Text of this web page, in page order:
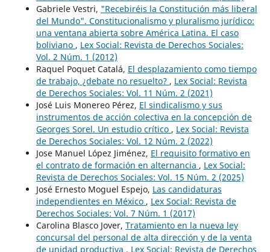
Gabriele Vestri, "Recebiréis la Constitución más liberal
del Mundo". Constitucionalismo y pluralismo jurídico:
una ventana abierta sobre América Latina. El caso
boliviano , Lex Social: Revista de Derechos Sociales:
Vol. 2 Núm. 1 (2012)
Raquel Poquet Catalá, El desplazamiento como tiempo
de trabajo, ¿debate no resuelto? , Lex Social: Revista
de Derechos Sociales: Vol. 11 Núm. 2 (2021)
José Luis Monereo Pérez, El sindicalismo y sus
instrumentos de acción colectiva en la concepción de
Georges Sorel. Un estudio crítico , Lex Social: Revista
de Derechos Sociales: Vol. 12 Núm. 2 (2022)
Jose Manuel López Jiménez, El requisito formativo en
el contrato de formación en alternancia , Lex Social:
Revista de Derechos Sociales: Vol. 15 Núm. 2 (2025)
José Ernesto Moguel Espejo, Las candidaturas
independientes en México , Lex Social: Revista de
Derechos Sociales: Vol. 7 Núm. 1 (2017)
Carolina Blasco Jover, Tratamiento en la nueva ley
concursal del personal de alta dirección y de la venta
de unidad productiva , Lex Social: Revista de Derechos